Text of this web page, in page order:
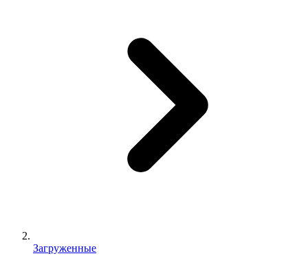
Загруженные